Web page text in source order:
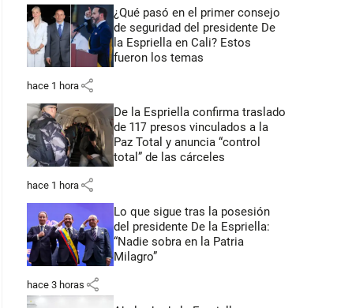
¿Qué pasó en el primer consejo
de seguridad del presidente De
la Espriella en Cali? Estos
fueron los temas
hace 1 hora share
De la Espriella confirma traslado
de 117 presos vinculados a la
Paz Total y anuncia “control
total” de las cárceles
hace 1 hora share
Lo que sigue tras la posesión
del presidente De la Espriella:
“Nadie sobra en la Patria
Milagro”
hace 3 horas share